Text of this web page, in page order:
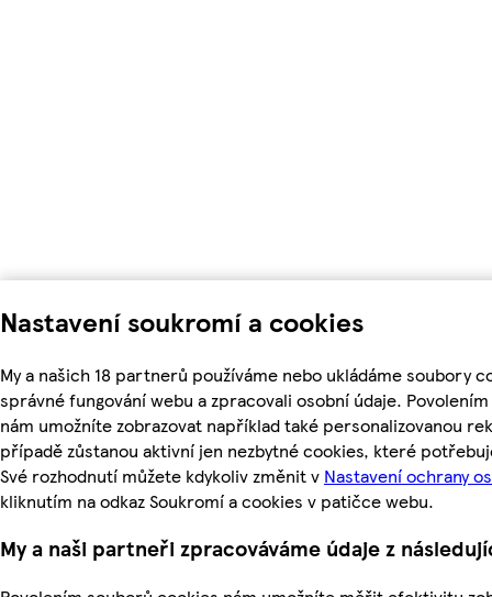
Nastavení soukromí a cookies
My a našich 18 partnerů používáme nebo ukládáme soubory
správné fungování webu a zpracovali osobní údaje.
nám umožníte zobrazovat například také personalizovanou
případě zůstanou aktivní jen nezbytné cookies, které
Své rozhodnutí můžete kdykoliv změnit v Nastavení ochrany
kliknutím na odkaz Soukromí a cookies v patičce webu.
My a naši partneři zpracováváme údaje z